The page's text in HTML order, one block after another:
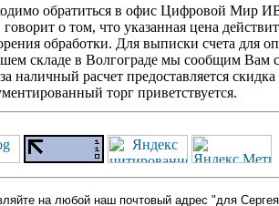
обратиться в офис Цифровой Мир
говорит о том, что указанная цена
обработки. Для выписки счета для
складе в Волгограде мы сообщим Вам
расчет предоставляется
торг приветствуется.
на любой наш почтовый адрес "для